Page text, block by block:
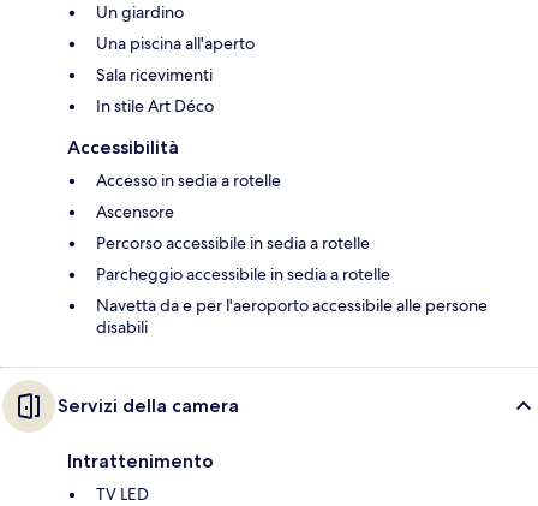
Un giardino
Una piscina all'aperto
Sala ricevimenti
In stile Art Déco
Accessibilità
Accesso in sedia a rotelle
Ascensore
Percorso accessibile in sedia a rotelle
Parcheggio accessibile in sedia a rotelle
Navetta da e per l'aeroporto accessibile alle persone
disabili
Servizi della camera
Intrattenimento
TV LED